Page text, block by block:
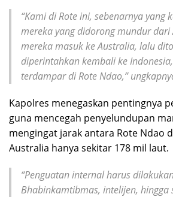
“Kami di Rote ini, sebenarnya yang
mereka yang didorong mundur dari
mereka masuk ke Australia, lalu
diperintahkan kembali ke
terdampar di Rote Ndao,”
Kapolres menegaskan pentingnya
guna mencegah penyelundupan
mengingat jarak antara Rote Ndao
Australia hanya sekitar 178 mil laut.
“Penguatan internal harus
Bhabinkamtibmas, intelijen, hingga